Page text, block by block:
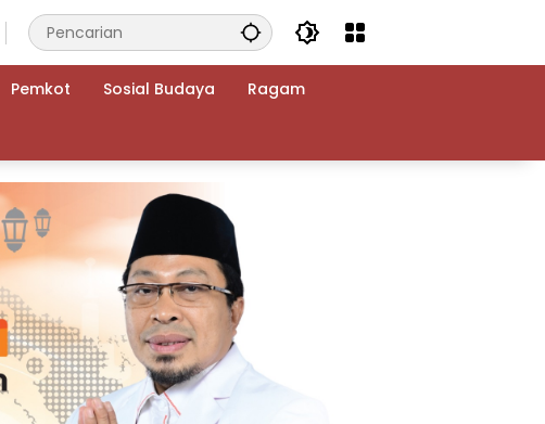
Pemkot Sosial Budaya Ragam